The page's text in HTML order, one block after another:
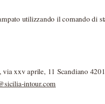
utilizzando il comando di
xxv aprile, 11 Scandiano
intour.com